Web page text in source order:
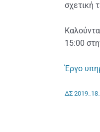
σχετική
15:00
Έργο
ΔΣ